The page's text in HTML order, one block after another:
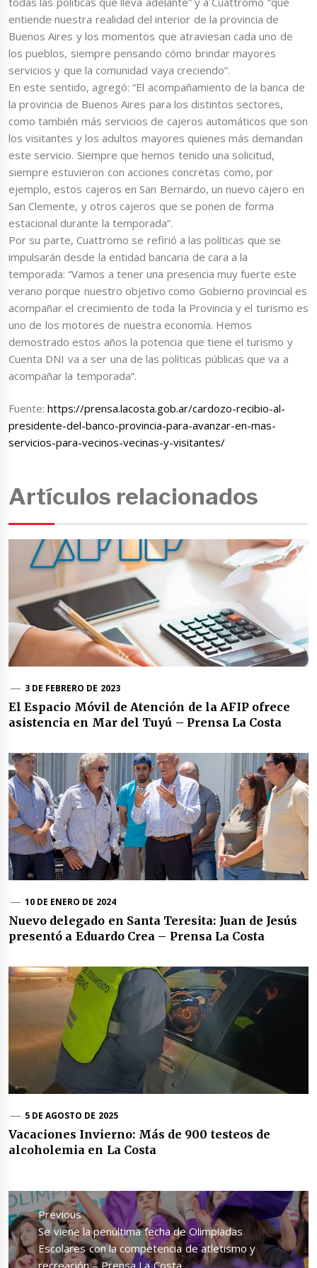
entiende nuestra realidad del interior de la provincia de
Buenos Aires y los momentos que atraviesan cada uno de
los pueblos, siempre pensando cómo brindar mayores
servicios y que la comunidad vaya creciendo”.
En este sentido, agregó: “El acompañamiento de la banca de
la provincia de Buenos Aires para los distintos sectores,
como también más servicios de cajeros automáticos que son
los visitantes y los adultos mayores quienes más demandan
este servicio. Siempre que hemos tenido una solicitud,
siempre estuvieron con acciones concretas como, por
ejemplo, estos cajeros en San Bernardo, un nuevo cajero en
San Clemente, y otros cajeros que se ponen de forma
estacional durante la temporada”.
Por su parte, Cuattromo se refirió a las políticas que se
impulsarán desde la entidad bancaria de cara a la
temporada: “Vamos a tener una presencia muy fuerte este
verano porque nuestro objetivo como Gobierno provincial es
acompañar el crecimiento de toda la Provincia y el turismo es
uno de los motores de nuestra economía. Hemos
demostrado estos años la potencia que tiene el turismo y
Cuenta DNI va a ser una de las políticas públicas que va a
acompañar la temporada”.
Fuente:https://prensa.lacosta.gob.ar/cardozo-recibio-al-
presidente-del-banco-provincia-para-avanzar-en-mas-
servicios-para-vecinos-vecinas-y-visitantes/
Artículos relacionados
3 DE FEBRERO DE 2023
El Espacio Móvil de Atención de la AFIP ofrece
asistencia en Mar del Tuyú – Prensa La Costa
10 DE ENERO DE 2024
Nuevo delegado en Santa Teresita: Juan de Jesús
presentó a Eduardo Crea – Prensa La Costa
5 DE AGOSTO DE 2025
Vacaciones Invierno: Más de 900 testeos de
alcoholemia en La Costa
Navegación
de
entradas
Previous
Previous
post:
Se viene la penúltima fecha de Olimpiadas
Escolares con la competencia de atletismo y